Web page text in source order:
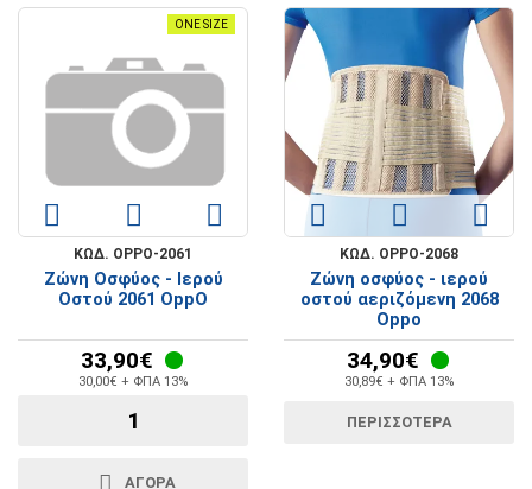
ONE SIZE
ΚΩΔ. OPPO-2061
Ζώνη Οσφύος - Ιερού
Οστού 2061 OppO
33,90€
30,00€ + ΦΠΑ 13%
ΑΓΟΡΑ
ΚΩΔ. OPPO-2068
Ζώνη οσφύος - ιερού
οστού αεριζόμενη 2068
Oppo
34,90€
30,89€ + ΦΠΑ 13%
ΠΕΡΙΣΣΟΤΕΡΑ